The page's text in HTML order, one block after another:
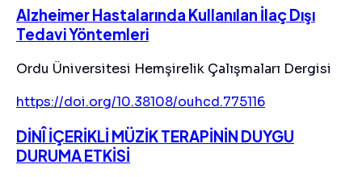
Alzheimer Hastalarında Kullanılan İlaç Dışı
Tedavi Yöntemleri
Ordu Üniversitesi Hemşirelik Çalışmaları Dergisi
https://doi.org/10.38108/ouhcd.775116
DİNÎ İÇERİKLİ MÜZİK TERAPİNİN DUYGU
DURUMA ETKİSİ